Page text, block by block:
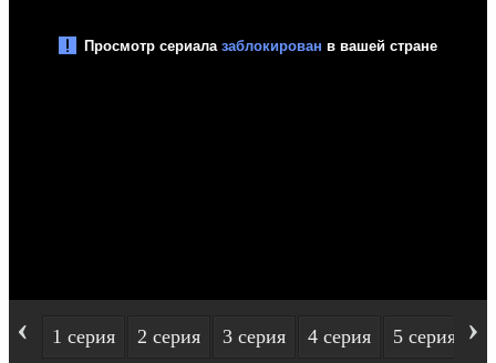
‹ 1 серия 2 серия 3 серия 4 серия 5 серия ›